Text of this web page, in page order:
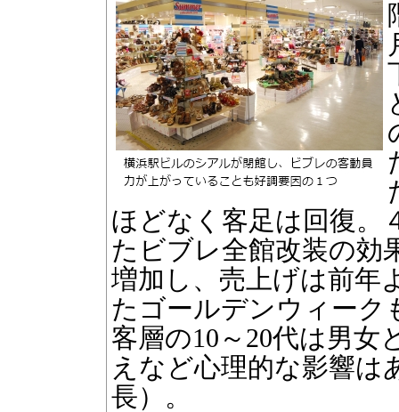
ほどなく客足は回復。
たビブレ全館改装の効
増加し、売上げは前年
たゴールデンウィーク
客層の10～20代は男女
えなど心理的な影響は
長）。